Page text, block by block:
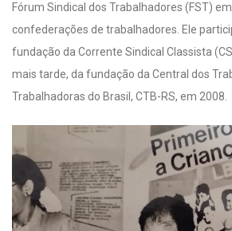
Fórum Sindical dos Trabalhadores (FST)
confederações de trabalhadores. Ele
fundação da Corrente Sindical Classista
mais tarde, da fundação da Central dos
Trabalhadoras do Brasil, CTB-RS, em 2008.